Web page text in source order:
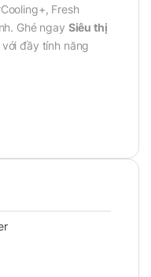
Fresh
Ghé ngay Siêu thị
đầy tính năng